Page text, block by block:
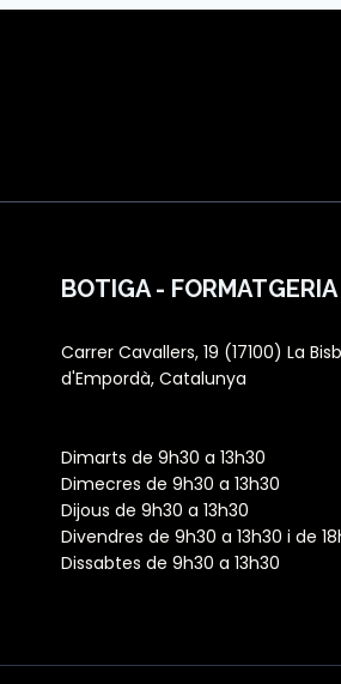
BOTIGA - FORMATGERIA
Carrer Cavallers, 19 (17100) La
d'Empordà, Catalunya
Dimarts de 9h30 a 13h30
Dimecres de 9h30 a 13h30
Dijous de 9h30 a 13h30
Divendres de 9h30 a 13h30 i de
Dissabtes de 9h30 a 13h30